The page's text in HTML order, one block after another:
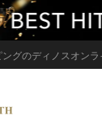
グのディノスオン